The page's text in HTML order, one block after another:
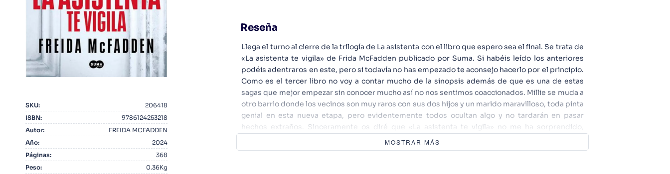
SKU:
206418
ISBN:
9786124253218
Autor:
FREIDA MCFADDEN
Año:
2024
Páginas:
368
Peso:
0.36Kg
Reseña
Llega el turno al cierre de la trilogía de La asistenta con el libro que espero sea el final. Se trata de
«La asistenta te vigila» de Frida McFadden publicado por Suma. Si habéis leído los anteriores
podéis adentraros en este, pero si todavía no has empezado te aconsejo hacerlo por el principio.
Como es el tercer libro no voy a contar mucho de la sinopsis además de que es una de estas
sagas que mejor empezar sin conocer mucho así no nos sentimos coaccionados. Millie se muda a
otro barrio donde los vecinos son muy raros con sus dos hijos y un marido maravilloso, toda pinta
genial en esta nueva etapa, pero evidentemente todos ocultan algo y no tardarán en pasar
hechos extraños. Sinceramente os diré que «La asistenta te vigila» no me ha sorprendido,
supongo que al haber leído los anteriores en tan poco tiempo no me he encontrado nada
novedoso, la trama no es original y los giros te los ves venir, creo que esta tercera entrega quizá
MOSTRAR MÁS